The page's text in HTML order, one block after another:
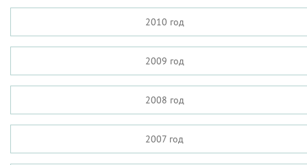
2010 год
2009 год
2008 год
2007 год